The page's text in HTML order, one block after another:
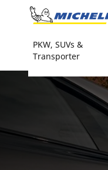
Go to page content
PKW, SUVs &
Transporter